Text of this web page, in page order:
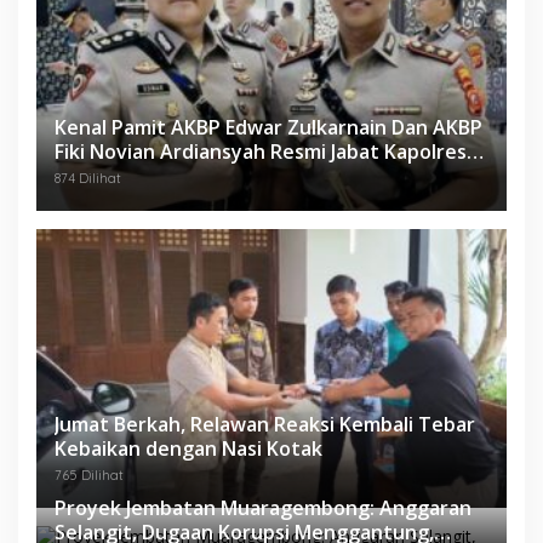
Kenal Pamit AKBP Edwar Zulkarnain Dan AKBP
Fiki Novian Ardiansyah Resmi Jabat Kapolres
Karawang
874 Dilihat
Jumat Berkah, Relawan Reaksi Kembali Tebar
Kebaikan dengan Nasi Kotak
765 Dilihat
Proyek Jembatan Muaragembong: Anggaran
Selangit, Dugaan Korupsi Menggantung,